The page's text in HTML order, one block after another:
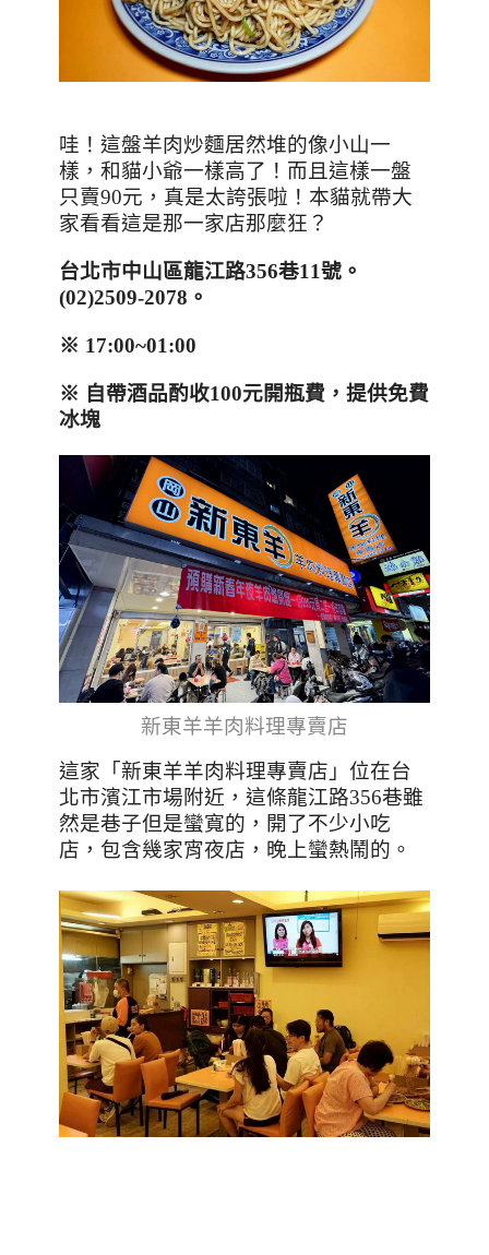
哇！這盤羊肉炒麵居然堆的像小山一
樣，和貓小爺一樣高了！而且這樣一盤
只賣90元，真是太誇張啦！本貓就帶大
家看看這是那一家店那麼狂？
台北市中山區龍江路356巷11號。
(02)2509-2078 。
※ 17:00~01:00
※ 自帶酒品酌收100元開瓶費，提供免費
冰塊
新東羊羊肉料理專賣店
這家「新東羊羊肉料理專賣店」位在台
北市濱江市場附近，這條龍江路356巷雖
然是巷子但是蠻寬的，開了不少小吃
店，包含幾家宵夜店，晚上蠻熱鬧的。